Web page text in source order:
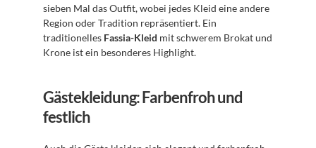
sieben Mal das Outfit, wobei jedes Kleid eine andere
Region oder Tradition repräsentiert. Ein
traditionelles Fassia-Kleid mit schwerem Brokat und
Krone ist ein besonderes Highlight.
Gästekleidung: Farbenfroh und
festlich